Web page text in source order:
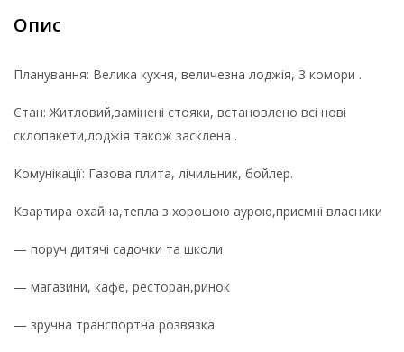
Опис
Планування: Велика кухня, величезна лоджія, 3 комори .
Стан: Житловий,замінені стояки, встановлено всі нові
склопакети,лоджія також засклена .
Комунікації: Газова плита, лічильник, бойлер.
Квартира охайна,тепла з хорошою аурою,приємні власники
— поруч дитячі садочки та школи
— магазини, кафе, ресторан,ринок
— зручна транспортна розвязка